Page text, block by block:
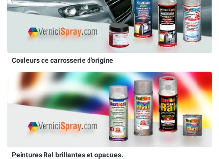
Couleurs de carrosserie d'origine
Peintures Ral brillantes et opaques.